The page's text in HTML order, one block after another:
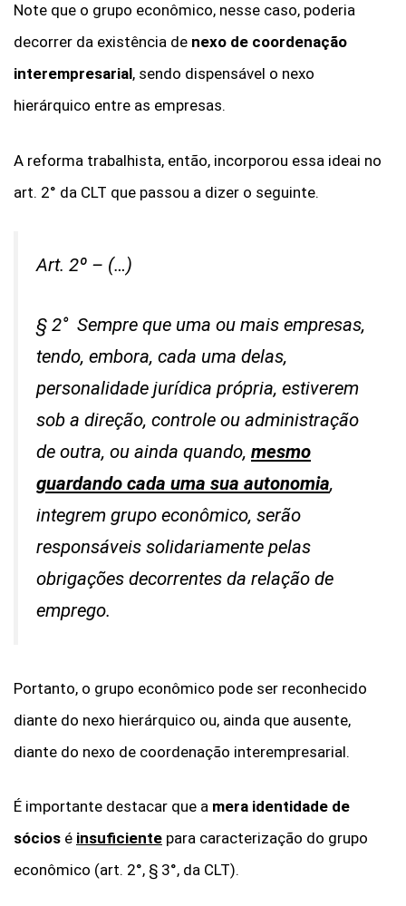
Note que o grupo econômico, nesse caso, poderia
decorrer da existência de nexo de coordenação
interempresarial, sendo dispensável o nexo
hierárquico entre as empresas.
A reforma trabalhista, então, incorporou essa ideai no
art. 2° da CLT que passou a dizer o seguinte.
Art. 2º – (…)
§ 2° Sempre que uma ou mais empresas,
tendo, embora, cada uma delas,
personalidade jurídica própria, estiverem
sob a direção, controle ou administração
de outra, ou ainda quando, mesmo
guardando cada uma sua autonomia,
integrem grupo econômico, serão
responsáveis solidariamente pelas
obrigações decorrentes da relação de
emprego.
Portanto, o grupo econômico pode ser reconhecido
diante do nexo hierárquico ou, ainda que ausente,
diante do nexo de coordenação interempresarial.
É importante destacar que a mera identidade de
sócios é insuficiente para caracterização do grupo
econômico (art. 2°, § 3°, da CLT).